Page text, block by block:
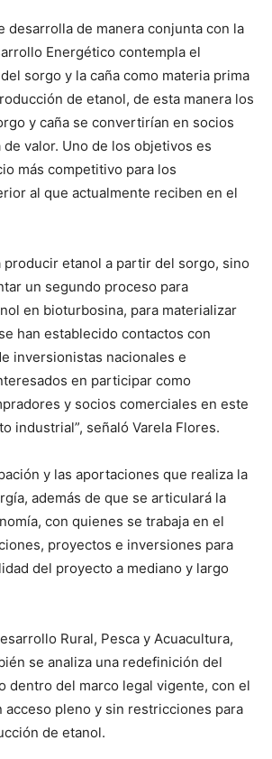
desarrolla de manera conjunta con la
Energético contempla el
sorgo y la caña como materia prima
de etanol, de esta manera los
y caña se convertirían en socios
de valor. Uno de los objetivos es
más competitivo para los
al que actualmente reciben en el
producir etanol a partir del sorgo, sino
un segundo proceso para
en bioturbosina, para materializar
han establecido contactos con
inversionistas nacionales e
en participar como
y socios comerciales en este
industrial”, señaló Varela Flores.
y las aportaciones que realiza la
además de que se articulará la
con quienes se trabaja en el
proyectos e inversiones para
del proyecto a mediano y largo
Rural, Pesca y Acuacultura,
se analiza una redefinición del
dentro del marco legal vigente, con el
acceso pleno y sin restricciones para
de etanol.